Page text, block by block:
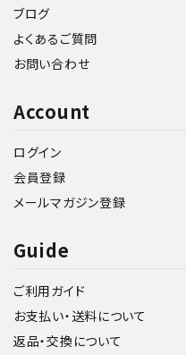
ブログ
よくあるご質問
お問い合わせ
Account
ログイン
会員登録
メールマガジン登録
Guide
ご利用ガイド
お支払い・送料について
返品・交換について